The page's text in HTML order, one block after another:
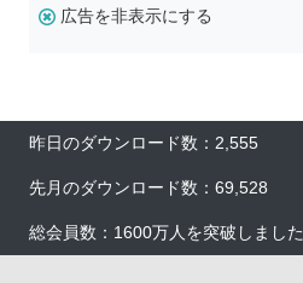
広告を非表示にする
昨日のダウンロード数：2,555
先月のダウンロード数：69,528
総会員数：1600万人を突破しました